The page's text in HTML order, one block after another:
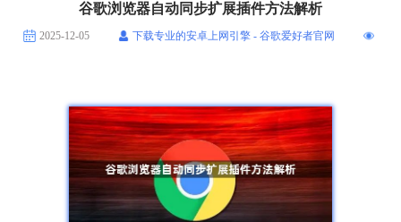
谷歌浏览器自动同步扩展插件方法解析
2025-12-05 下载专业的安卓上网引擎 - 谷歌爱好者官网